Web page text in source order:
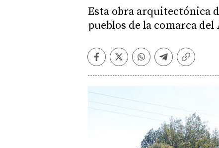
Esta obra arquitectónica
pueblos de la comarca
Facebook
TwitterWhatsapp
Telegram
Copiar